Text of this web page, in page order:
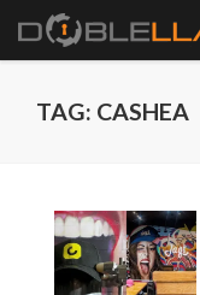
TAG: CASHEA